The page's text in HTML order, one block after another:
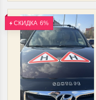
СКИДКА 6%